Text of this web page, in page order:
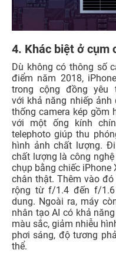
4. Khác biệt ở cụm
Dù không có thông số
điểm năm 2018,
trong cộng đồng yêu
với khả năng nhiếp
thống camera kép gồm
với một ống kính
telephoto giúp thu
hình ảnh chất lượng.
chất lượng là công
chụp bằng chiếc iPhone
chân thật. Thêm vào
rộng từ f/1.4 đến f/
dung. Ngoài ra, máy
nhân tạo AI có khả
màu sắc, giảm nhiễu
phơi sáng, độ tương
thể.